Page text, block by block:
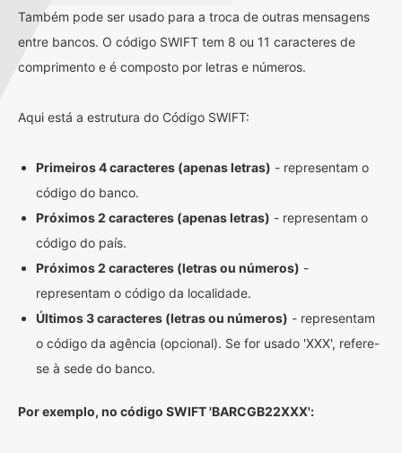
Também pode ser usado para a troca de outras mensagens
entre bancos. O código SWIFT tem 8 ou 11 caracteres de
comprimento e é composto por letras e números.
Aqui está a estrutura do Código SWIFT:
Primeiros 4 caracteres (apenas letras) - representam o
código do banco.
Próximos 2 caracteres (apenas letras) - representam o
código do país.
Próximos 2 caracteres (letras ou números) -
representam o código da localidade.
Últimos 3 caracteres (letras ou números) - representam
o código da agência (opcional). Se for usado 'XXX', refere-
se à sede do banco.
Por exemplo, no código SWIFT 'BARCGB22XXX':